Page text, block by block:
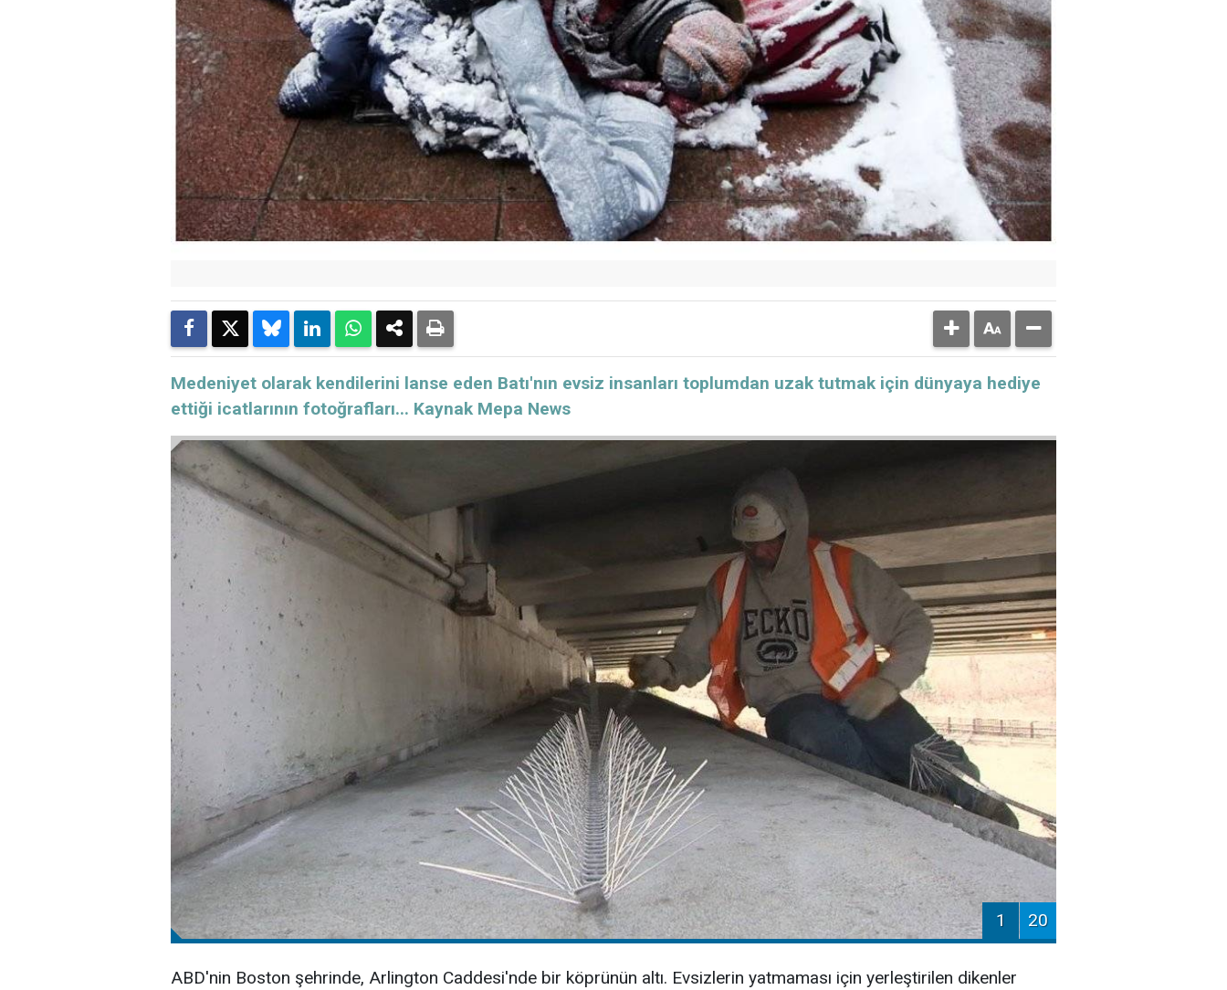
Medeniyet olarak kendilerini lanse eden Batı'nın evsiz insanları toplumdan uzak tutmak için dünyaya hediye
ettiği icatlarının fotoğrafları... Kaynak Mepa News
1 20
ABD'nin Boston şehrinde, Arlington Caddesi'nde bir köprünün altı. Evsizlerin yatmaması için yerleştirilen dikenler